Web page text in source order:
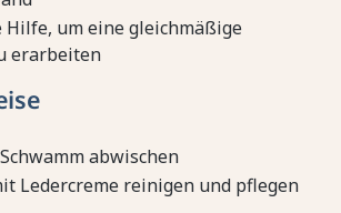
Hilfe, um eine gleichmäßige
erarbeiten
abwischen
Ledercreme reinigen und pflegen